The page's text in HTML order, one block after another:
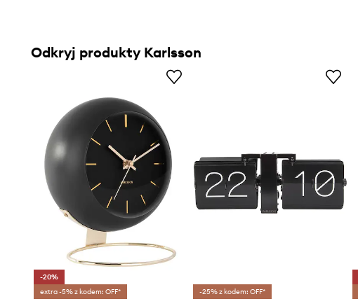
Odkryj produkty Karlsson
-20%
extra -5% z kodem: OFF*
-25% z kodem: OFF*